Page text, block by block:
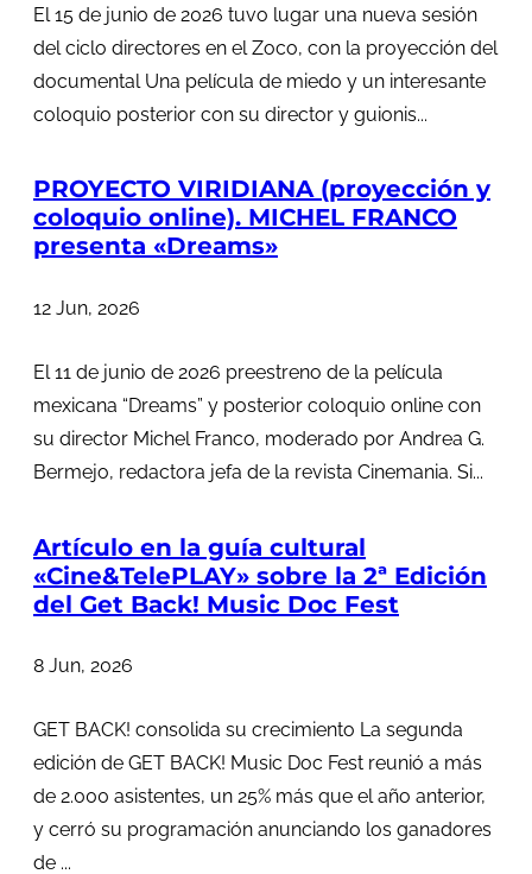
El 15 de junio de 2026 tuvo lugar una nueva sesión
del ciclo directores en el Zoco, con la proyección del
documental Una película de miedo y un interesante
coloquio posterior con su director y guionis...
PROYECTO VIRIDIANA (proyección y
coloquio online). MICHEL FRANCO
presenta «Dreams»
12 Jun, 2026
El 11 de junio de 2026 preestreno de la película
mexicana “Dreams” y posterior coloquio online con
su director Michel Franco, moderado por Andrea G.
Bermejo, redactora jefa de la revista Cinemania. Si...
Artículo en la guía cultural
«Cine&TelePLAY» sobre la 2ª Edición
del Get Back! Music Doc Fest
8 Jun, 2026
GET BACK! consolida su crecimiento La segunda
edición de GET BACK! Music Doc Fest reunió a más
de 2.000 asistentes, un 25% más que el año anterior,
y cerró su programación anunciando los ganadores
de ...